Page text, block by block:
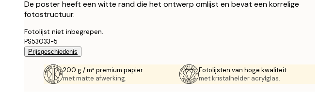
De poster heeft een witte rand die het ontwerp omlijst en bevat een korrelige
fotostructuur.
Fotolijst niet inbegrepen.
PS53033-5
Prijsgeschiedenis
200 g / m² premium papier
met matte afwerking.
Fotolijsten van hoge kwaliteit
met kristalhelder acrylglas.